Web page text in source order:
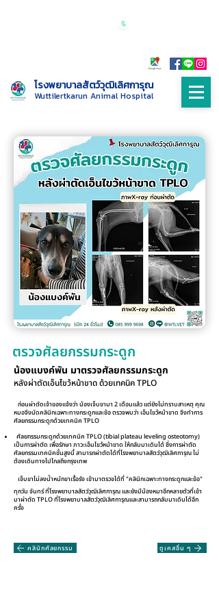
โรงพยาบาลสัตว์วุฒิเลิศการุณ
Wuttilertkarun Animal Hospital
ตรวจศัลยกรรมกระดูก
น้องแบงค์พัน มาตรวจศัลยกรรมกระดูก
หลังผ่าตัดเอ็นไขว้หน้าขาด ด้วยเทคนิค TPLO
ก่อนผ่าตัดเจ้าของแจ้งว่า น้องเจ็บขามา 2 เดือนแล้ว แต่ยังไม่ทราบสาเหตุ คุณ
หมอจึงนัดคลินิกเฉพาะทางกระดูกและข้อ ตรวจพบว่า เอ็นไขว้หน้าขาด จึงทำการ
ศัลยกรรมกระดูกด้วยเทคนิค TPLO
ศัลยกรรมกระดูกด้วยเทคนิค TPLO (tibial plateau leveling osteotomy)
เป็นการผ่าตัด เพื่อรักษา ภาวะเอ็นไขว้หน้าขาด ให้กลับมาเดินได้ ซึ่งการผ่าตัด
ศัลยกรรมเทคนิคขั้นสูงนี้ สามารถผ่าตัดได้ที่โรงพยาบาลสัตว์วุฒิเลิศการุณ ไม่
ต้องเดินทางไปไกลถึงกรุงเทพ
เจ็บขาไม่ลงน้ำหนักขาเรื้อรัง เข้ามาตรวจได้ที่ "คลินิกเฉพาะทางกระดูกและข้อ"
ทุกวัน จันทร์ ที่โรงพยาบาลสัตว์วุฒิเลิศการุณ และยังมีน้องหมาอีกหลายตัวที่เข้า
มาผ่าตัด TPLO ที่โรงพยาบาลสัตว์วุฒิเลิศการุณและสามารถกลับมาเดินได้อีก
ครั้ง
คลินิกศัลยกรรม ดูเคสอื่น ๆ